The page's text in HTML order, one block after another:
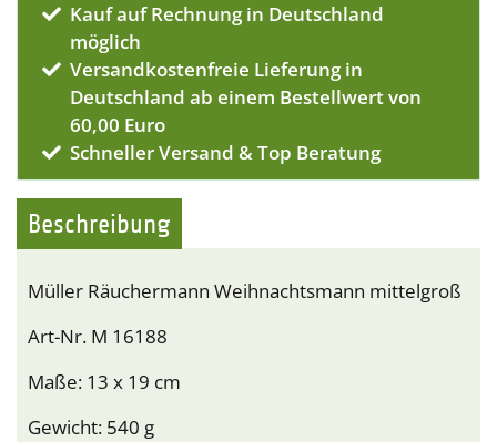
Kauf auf Rechnung in Deutschland
möglich
Versandkostenfreie Lieferung in
Deutschland ab einem Bestellwert von
60,00 Euro
Schneller Versand & Top Beratung
Beschreibung
Müller Räuchermann Weihnachtsmann mittelgroß
Art-Nr. M 16188
Maße: 13 x 19 cm
Gewicht: 540 g